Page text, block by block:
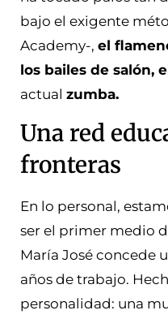
bajo el exigente
Academy-, el
los bailes de salón,
actual zumba.
Una red
fronteras
En lo personal,
ser el primer medio
María José concede
años de trabajo.
personalidad: una